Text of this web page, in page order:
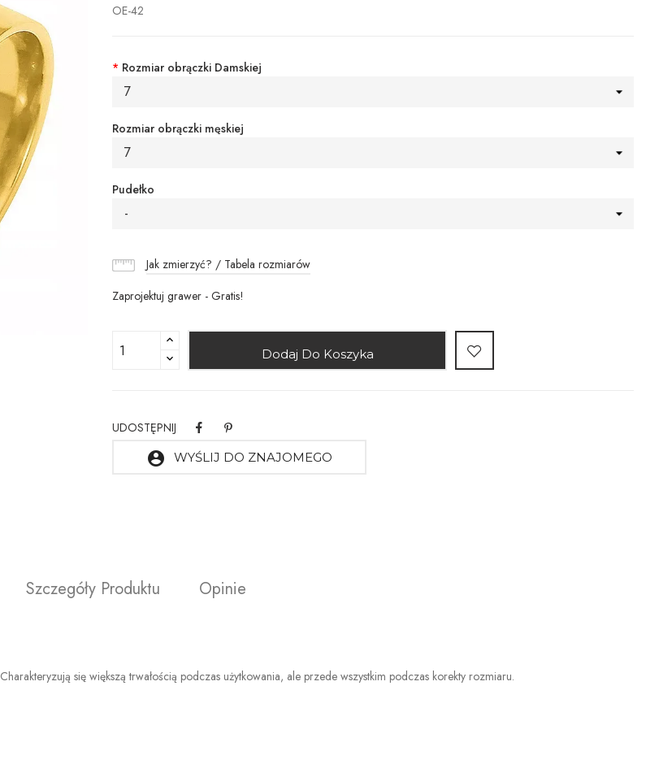
OE-42
* Rozmiar obrączki Damskiej
7
Rozmiar obrączki męskiej
7
Pudełko
-
Jak zmierzyć? / Tabela rozmiarów
Zaprojektuj grawer - Gratis!
Dodaj Do Koszyka
UDOSTĘPNIJ
account_circle WYŚLIJ DO ZNAJOMEGO
Szczegóły Produktu Opinie
się większą trwałością podczas użytkowania, ale przede wszystkim podczas korekty rozmiaru.